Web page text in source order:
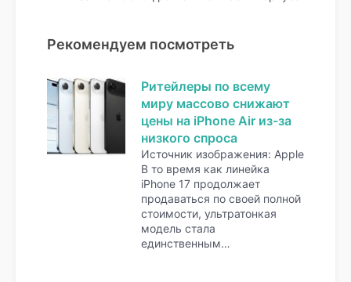
Рекомендуем посмотреть
Ритейлеры по всему
миру массово снижают
цены на iPhone Air из-за
низкого спроса
Источник изображения: Apple
В то время как линейка
iPhone 17 продолжает
продаваться по своей полной
стоимости, ультратонкая
модель стала
единственным…